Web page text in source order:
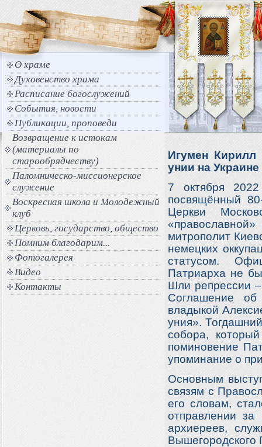
О храме
Духовенство храма
Расписание богослужений
События, новости
Публикации, проповеди
Возвращение к истокам
(материалы по
старообрядчеству)
Паломническо-миссионерское
служение
Воскресная школа и Молодежный
клуб
Церковь, государство, общество
Помним благодарим...
Фотогалерея
Видео
Контакты
Игумен Кирилл
унии на Украине
7 октября
посвящённый
Церкви
митрополит
немецких
статусом.
Патриарха не
Шли репрессии
Соглашение
владыкой
уния».
собора,
поминовение
упоминание о
Основным
связям с
его словам,
отправлении
архиереев,
Вышегородского